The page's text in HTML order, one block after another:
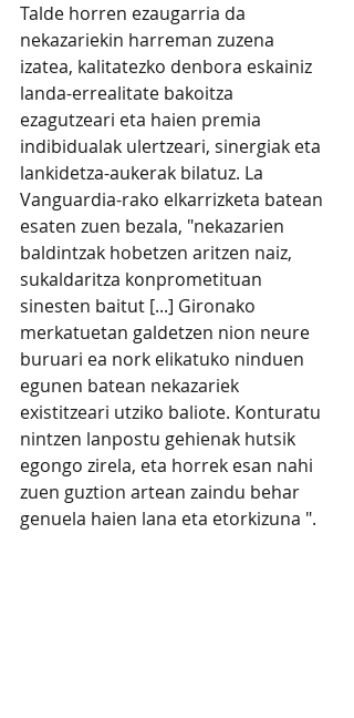
Talde horren ezaugarria da
nekazariekin harreman zuzena
izatea, kalitatezko denbora eskainiz
landa-errealitate bakoitza
ezagutzeari eta haien premia
indibidualak ulertzeari, sinergiak eta
lankidetza-aukerak bilatuz. La
Vanguardia-rako elkarrizketa batean
esaten zuen bezala, "nekazarien
baldintzak hobetzen aritzen naiz,
sukaldaritza konprometituan
sinesten baitut [...] Gironako
merkatuetan galdetzen nion neure
buruari ea nork elikatuko ninduen
egunen batean nekazariek
existitzeari utziko baliote. Konturatu
nintzen lanpostu gehienak hutsik
egongo zirela, eta horrek esan nahi
zuen guztion artean zaindu behar
genuela haien lana eta etorkizuna ".